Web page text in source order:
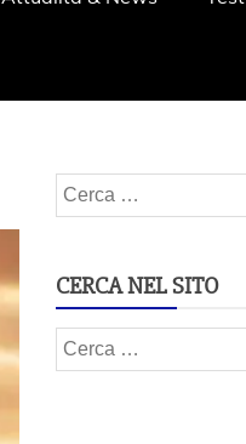
Ricerca
per:
CERCA NEL SITO
Ricerca
per: